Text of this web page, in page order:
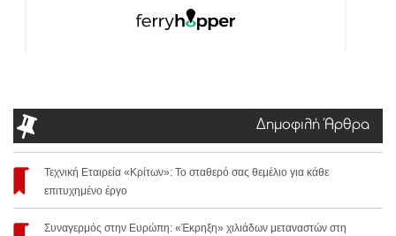
Δημοφιλή Άρθρα
Τεχνική Εταιρεία «Κρίτων»: Το σταθερό σας θεμέλιο για κάθε
επιτυχημένο έργο
Συναγερμός στην Ευρώπη: «Έκρηξη» χιλιάδων μεταναστών στη